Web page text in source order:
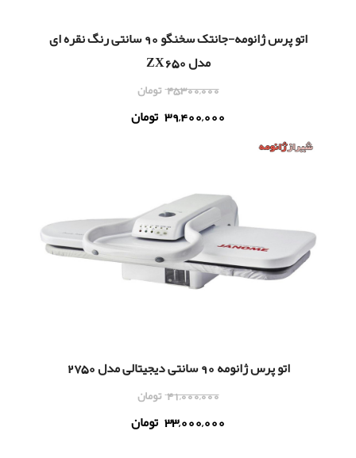
اتو پرس ژانومه-جانتک سخنگو 90 سانتی رنگ نقره ای
مدل ZX650
45,300,000 تومان
39,400,000 تومان
اتو پرس ژانومه 90 سانتی دیجیتالی مدل 2750
41,000,000 تومان
33,000,000 تومان